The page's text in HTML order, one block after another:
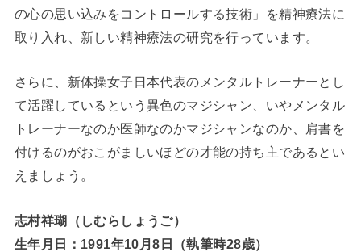
の心の思い込みをコントロールする技術」を精神療法に
取り入れ、新しい精神療法の研究を行っています。
さらに、新体操女子日本代表のメンタルトレーナーとし
て活躍しているという異色のマジシャン、いやメンタル
トレーナーなのか医師なのかマジシャンなのか、肩書を
付けるのがおこがましいほどの才能の持ち主であるとい
えましょう。
志村祥瑚（しむらしょうご）
生年月日：1991年10月8日（執筆時28歳）